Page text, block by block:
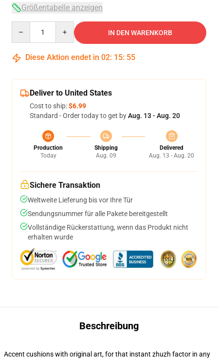
Größentabelle anzeigen
IN DEN WARENKORB
Diese Aktion endet in 02: 15: 55
Deliver to United States
Cost to ship:$6.99
Standard - Order today to get byAug. 13 - Aug. 20
Production
Today
Shipping
Aug. 09
Delivered
Aug. 13 - Aug. 20
Sichere Transaktion
Weltweite Lieferung bis vor Ihre Tür
Sendungsnummer für alle Pakete bereitgestellt
Vollständige Rückerstattung, wenn das Produkt nicht
erhalten wurde
Beschreibung
Accent cushions with original art, for that instant zhuzh factor in any